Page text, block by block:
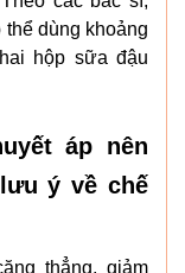
thể dùng khoảng
hộp sữa đậu
áp nên
ý về chế
thẳng, giảm